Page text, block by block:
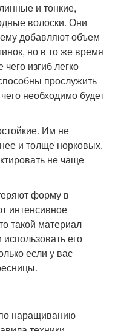
и тонкие,
волоски. Они
добавляют объем
но в то же время
изгиб легко
прослужить
необходимо будет
Им не
и толще норковых.
не чаще
форму в
интенсивное
такой материал
его
если у вас
наращиванию